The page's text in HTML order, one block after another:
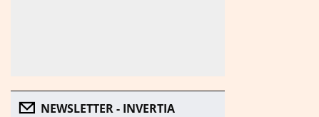
NEWSLETTER - INVERTIA